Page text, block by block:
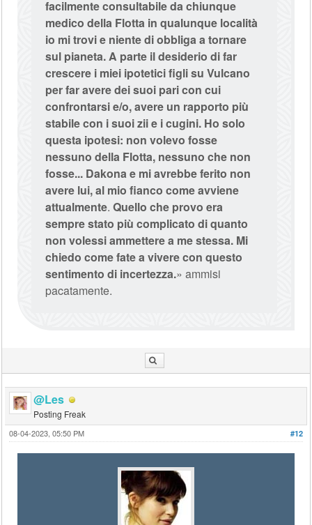
facilmente consultabile da chiunque
medico della Flotta in qualunque località
io mi trovi e niente di obbliga a tornare
sul pianeta. A parte il desiderio di far
crescere i miei ipotetici figli su Vulcano
per far avere dei suoi pari con cui
confrontarsi e/o, avere un rapporto più
stabile con i suoi zii e i cugini. Ho solo
questa ipotesi: non volevo fosse
nessuno della Flotta, nessuno che non
fosse... Dakona e mi avrebbe ferito non
avere lui, al mio fianco come avviene
attualmente.Quello che provo era
sempre stato più complicato di quanto
non volessi ammettere a me stessa. Mi
chiedo come fate a vivere con questo
sentimento di incertezza.» ammisi
pacatamente.
@Les
Posting Freak
#12
08-04-2023, 05:50 PM